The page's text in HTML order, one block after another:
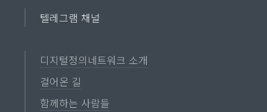
텔레그램 채널
디지털정의네트워크 소개
걸어온 길
함께하는 사람들